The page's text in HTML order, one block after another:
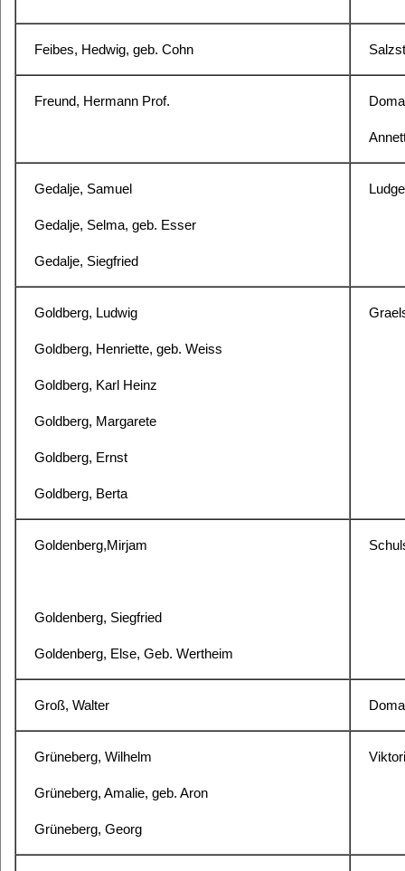
Feibes, Hedwig, geb. Cohn
Freund, Hermann Prof.
Gedalje, Samuel
Gedalje, Selma, geb. Esser
Gedalje, Siegfried
Goldberg, Ludwig
Goldberg, Henriette, geb. Weiss
Goldberg, Karl Heinz
Goldberg, Margarete
Goldberg, Ernst
Goldberg, Berta
Goldenberg,Mirjam
Goldenberg, Siegfried
Goldenberg, Else, Geb. Wertheim
Groß, Walter
Grüneberg, Wilhelm
Grüneberg, Amalie, geb. Aron
Grüneberg, Georg